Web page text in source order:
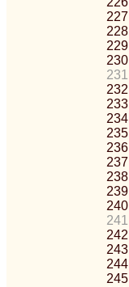
227
228
229
230
231
232
233
234
235
236
237
238
239
240
241
242
243
244
245